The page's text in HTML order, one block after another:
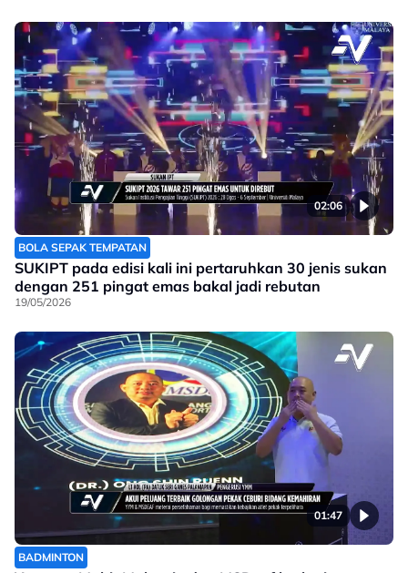
02:06
BOLA SEPAK TEMPATAN
SUKIPT pada edisi kali ini pertaruhkan 30 jenis sukan
dengan 251 pingat emas bakal jadi rebutan
19/05/2026
01:47
BADMINTON